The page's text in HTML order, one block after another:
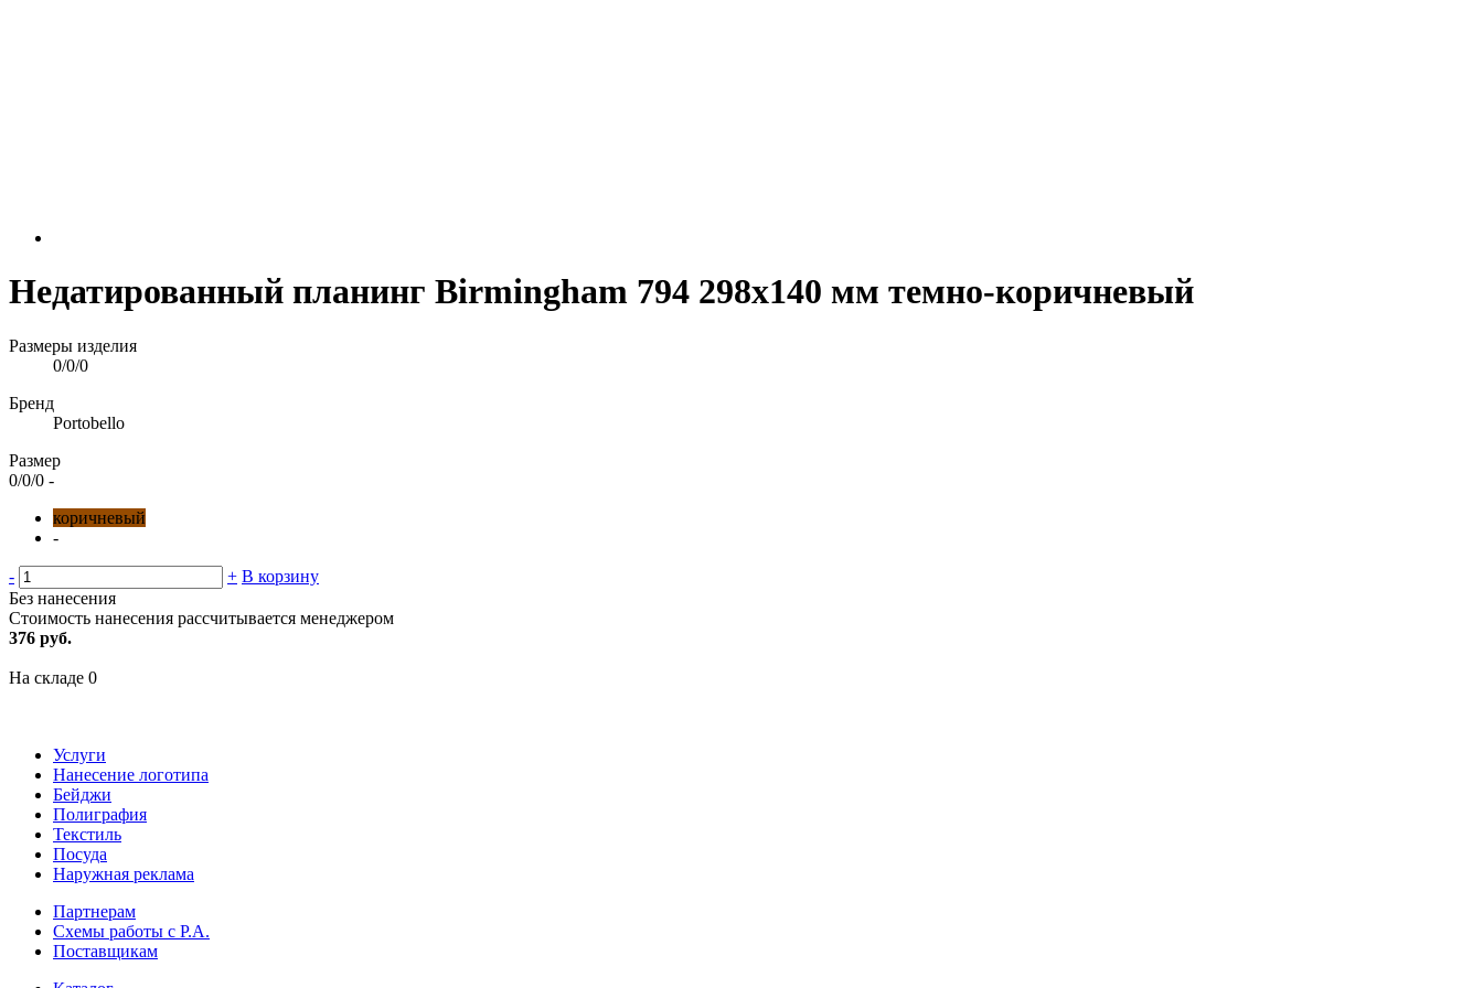
Недатированный планинг Birmingham 794 298х140 мм темно-коричневый
Размеры изделия
0/0/0
Бренд
Portobello
Размер
0/0/0 -
коричневый
-
- + В корзину
Без нанесения
Стоимость нанесения рассчитывается менеджером
376 руб.
На складе 0
Услуги
Нанесение логотипа
Бейджи
Полиграфия
Текстиль
Посуда
Наружная реклама
Партнерам
Схемы работы с Р.А.
Поставщикам